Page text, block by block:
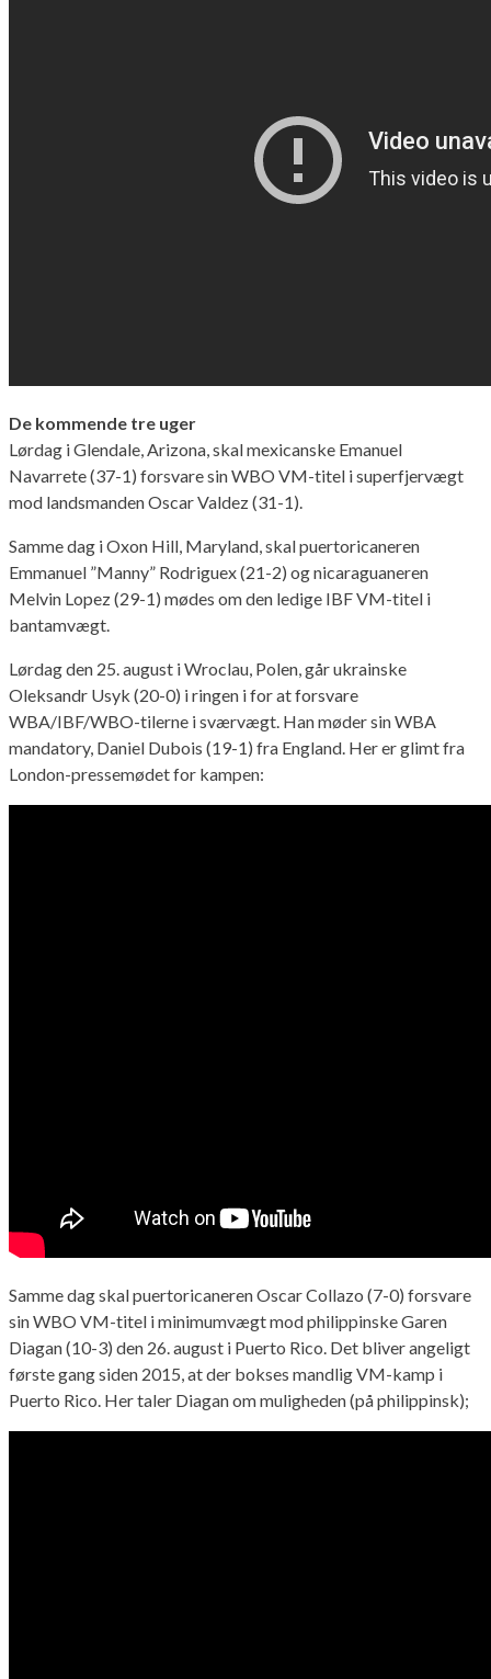
De kommende tre uger
Lørdag i Glendale, Arizona, skal mexicanske Emanuel
Navarrete (37-1) forsvare sin WBO VM-titel i superfjervægt
mod landsmanden Oscar Valdez (31-1).
Samme dag i Oxon Hill, Maryland, skal puertoricaneren
Emmanuel ”Manny” Rodriguex (21-2) og nicaraguaneren
Melvin Lopez (29-1) mødes om den ledige IBF VM-titel i
bantamvægt.
Lørdag den 25. august i Wroclau, Polen, går ukrainske
Oleksandr Usyk (20-0) i ringen i for at forsvare
WBA/IBF/WBO-tilerne i sværvægt. Han møder sin WBA
mandatory, Daniel Dubois (19-1) fra England. Her er glimt fra
London-pressemødet for kampen:
Samme dag skal puertoricaneren Oscar Collazo (7-0) forsvare
sin WBO VM-titel i minimumvægt mod philippinske Garen
Diagan (10-3) den 26. august i Puerto Rico. Det bliver angeligt
første gang siden 2015, at der bokses mandlig VM-kamp i
Puerto Rico. Her taler Diagan om muligheden (på philippinsk);